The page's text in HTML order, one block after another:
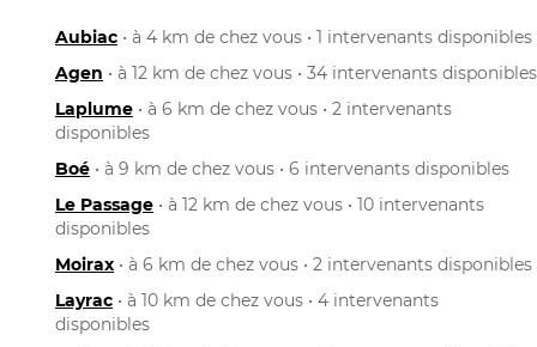
Aubiac • à 4 km de chez vous • 1 intervenants disponibles
Agen • à 12 km de chez vous • 34 intervenants disponibles
Laplume • à 6 km de chez vous • 2 intervenants
disponibles
Boé • à 9 km de chez vous • 6 intervenants disponibles
Le Passage • à 12 km de chez vous • 10 intervenants
disponibles
Moirax • à 6 km de chez vous • 2 intervenants disponibles
Layrac • à 10 km de chez vous • 4 intervenants
disponibles